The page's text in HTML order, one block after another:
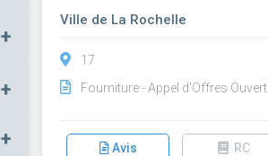
+
+
+
Ville de La Rochelle
17
Fourniture - Appel d'Offres Ouvert
Avis RC